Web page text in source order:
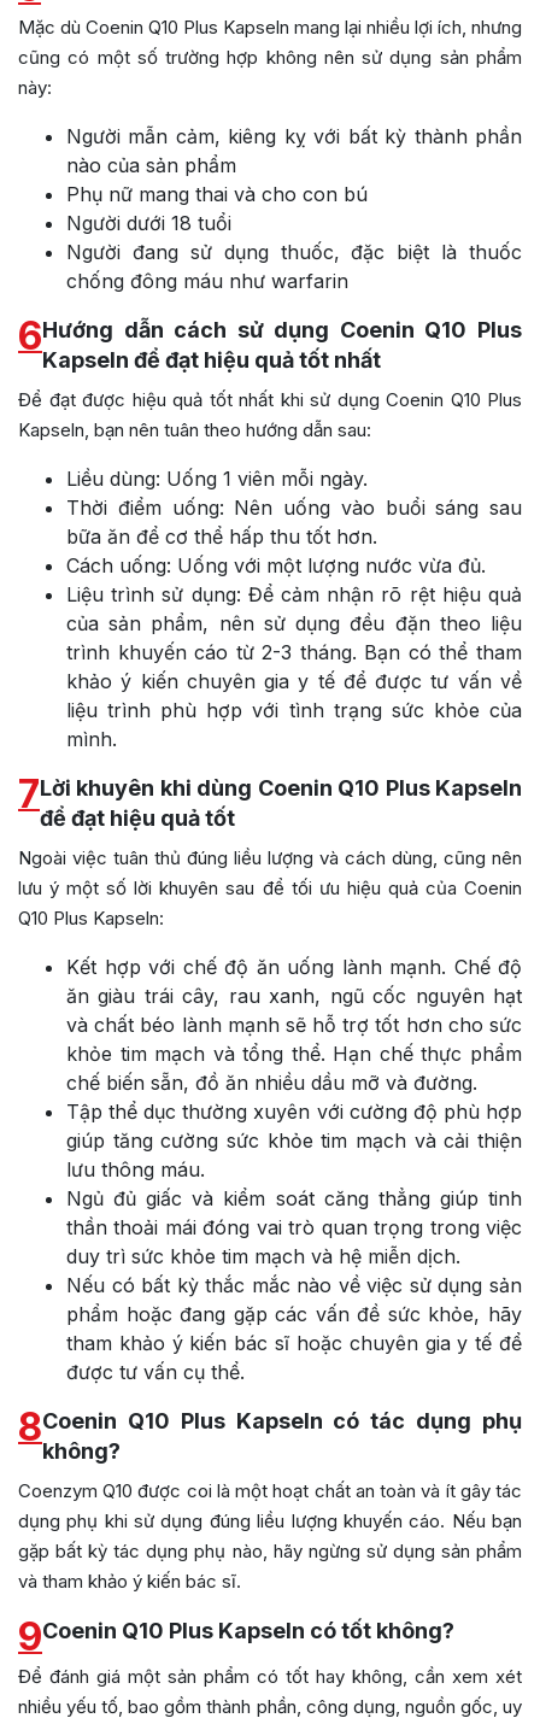
Mặc dù Coenin Q10 Plus Kapseln mang lại nhiều lợi ích, nhưng
cũng có một số trường hợp không nên sử dụng sản phẩm
này:
Người mẫn cảm, kiêng kỵ với bất kỳ thành phần
nào của sản phẩm
Phụ nữ mang thai và cho con bú
Người dưới 18 tuổi
Người đang sử dụng thuốc, đặc biệt là thuốc
chống đông máu như warfarin
6Hướng dẫn cách sử dụng Coenin Q10 Plus
Kapseln để đạt hiệu quả tốt nhất
Để đạt được hiệu quả tốt nhất khi sử dụng Coenin Q10 Plus
Kapseln, bạn nên tuân theo hướng dẫn sau:
Liều dùng: Uống 1 viên mỗi ngày.
Thời điểm uống: Nên uống vào buổi sáng sau
bữa ăn để cơ thể hấp thu tốt hơn.
Cách uống: Uống với một lượng nước vừa đủ.
Liệu trình sử dụng: Để cảm nhận rõ rệt hiệu quả
của sản phẩm, nên sử dụng đều đặn theo liệu
trình khuyến cáo từ 2-3 tháng. Bạn có thể tham
khảo ý kiến chuyên gia y tế để được tư vấn về
liệu trình phù hợp với tình trạng sức khỏe của
mình.
7Lời khuyên khi dùng Coenin Q10 Plus Kapseln
để đạt hiệu quả tốt
Ngoài việc tuân thủ đúng liều lượng và cách dùng, cũng nên
lưu ý một số lời khuyên sau để tối ưu hiệu quả của Coenin
Q10 Plus Kapseln:
Kết hợp với chế độ ăn uống lành mạnh. Chế độ
ăn giàu trái cây, rau xanh, ngũ cốc nguyên hạt
và chất béo lành mạnh sẽ hỗ trợ tốt hơn cho sức
khỏe tim mạch và tổng thể. Hạn chế thực phẩm
chế biến sẵn, đồ ăn nhiều dầu mỡ và đường.
Tập thể dục thường xuyên với cường độ phù hợp
giúp tăng cường sức khỏe tim mạch và cải thiện
lưu thông máu.
Ngủ đủ giấc và kiểm soát căng thẳng giúp tinh
thần thoải mái đóng vai trò quan trọng trong việc
duy trì sức khỏe tim mạch và hệ miễn dịch.
Nếu có bất kỳ thắc mắc nào về việc sử dụng sản
phẩm hoặc đang gặp các vấn đề sức khỏe, hãy
tham khảo ý kiến bác sĩ hoặc chuyên gia y tế để
được tư vấn cụ thể.
8Coenin Q10 Plus Kapseln có tác dụng phụ
không?
Coenzym Q10 được coi là một hoạt chất an toàn và ít gây tác
dụng phụ khi sử dụng đúng liều lượng khuyến cáo. Nếu bạn
gặp bất kỳ tác dụng phụ nào, hãy ngừng sử dụng sản phẩm
và tham khảo ý kiến bác sĩ.
9Coenin Q10 Plus Kapseln có tốt không?
Để đánh giá một sản phẩm có tốt hay không, cần xem xét
nhiều yếu tố, bao gồm thành phần, công dụng, nguồn gốc, uy